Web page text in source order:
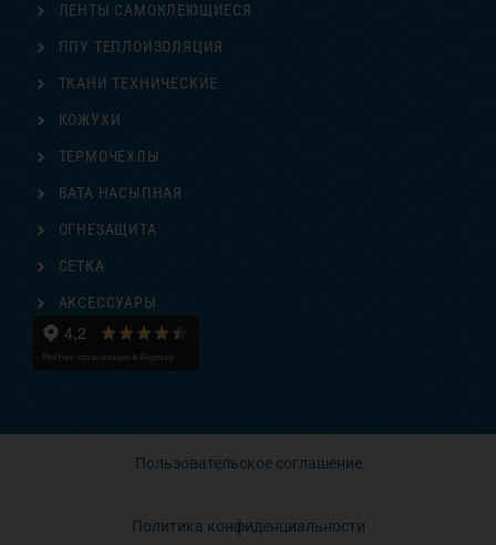
ЛЕНТЫ САМОКЛЕЮЩИЕСЯ
ППУ ТЕПЛОИЗОЛЯЦИЯ
ТКАНИ ТЕХНИЧЕСКИЕ
КОЖУХИ
ТЕРМОЧЕХЛЫ
ВАТА НАСЫПНАЯ
ОГНЕЗАЩИТА
СЕТКА
АКСЕССУАРЫ
Пользовательское соглашение
Политика конфиденциальности